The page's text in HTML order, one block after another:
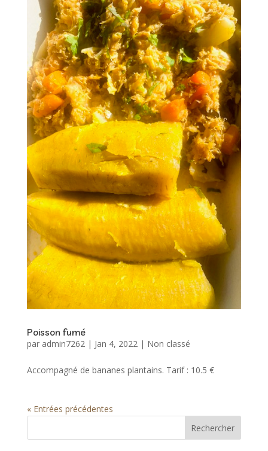
Poisson fumé
par admin7262| Jan 4, 2022| Non classé
Accompagné de bananes plantains. Tarif : 10.5 €
« Entrées précédentes